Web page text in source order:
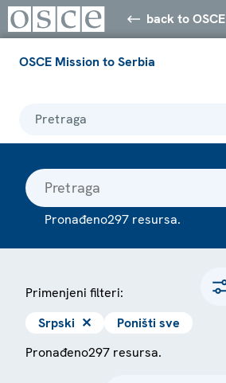
back to OSCE
OSCE Mission to Serbia
Pretraga
Pronađeno297 resursa.
Primenjeni filteri:
Srpski ✕
Poništi sve
Pronađeno297 resursa.